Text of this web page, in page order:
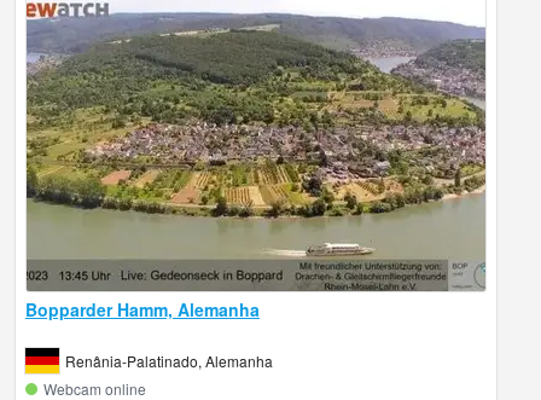
Bopparder Hamm, Alemanha
Renânia-Palatinado, Alemanha
Webcam online